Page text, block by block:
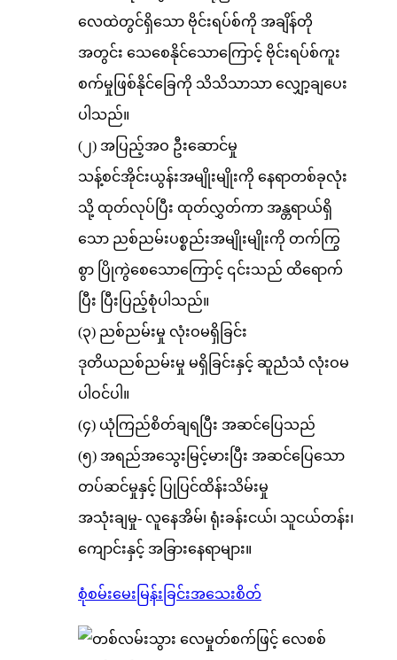
လေထဲတွင်ရှိသော ဗိုင်းရပ်စ်ကို အချိန်တို
အတွင်း သေစေနိုင်သောကြောင့် ဗိုင်းရပ်စ်ကူး
စက်မှုဖြစ်နိုင်ခြေကို သိသိသာသာ လျှော့ချပေး
ပါသည်။
(၂) အပြည့်အဝ ဦးဆောင်မှု
သန့်စင်အိုင်းယွန်းအမျိုးမျိုးကို နေရာတစ်ခုလုံး
သို့ ထုတ်လုပ်ပြီး ထုတ်လွှတ်ကာ အန္တရာယ်ရှိ
သော ညစ်ညမ်းပစ္စည်းအမျိုးမျိုးကို တက်ကြွ
စွာ ပြိုကွဲစေသောကြောင့် ၎င်းသည် ထိရောက်
ပြီး ပြီးပြည့်စုံပါသည်။
(၃) ညစ်ညမ်းမှု လုံးဝမရှိခြင်း
ဒုတိယညစ်ညမ်းမှု မရှိခြင်းနှင့် ဆူညံသံ လုံးဝမ
ပါဝင်ပါ။
(၄) ယုံကြည်စိတ်ချရပြီး အဆင်ပြေသည်
(၅) အရည်အသွေးမြင့်မားပြီး အဆင်ပြေသော
တပ်ဆင်မှုနှင့် ပြုပြင်ထိန်းသိမ်းမှု
အသုံးချမှု- လူနေအိမ်၊ ရုံးခန်းငယ်၊ သူငယ်တန်း၊
ကျောင်းနှင့် အခြားနေရာများ။
စုံစမ်းမေးမြန်းခြင်းအသေးစိတ်